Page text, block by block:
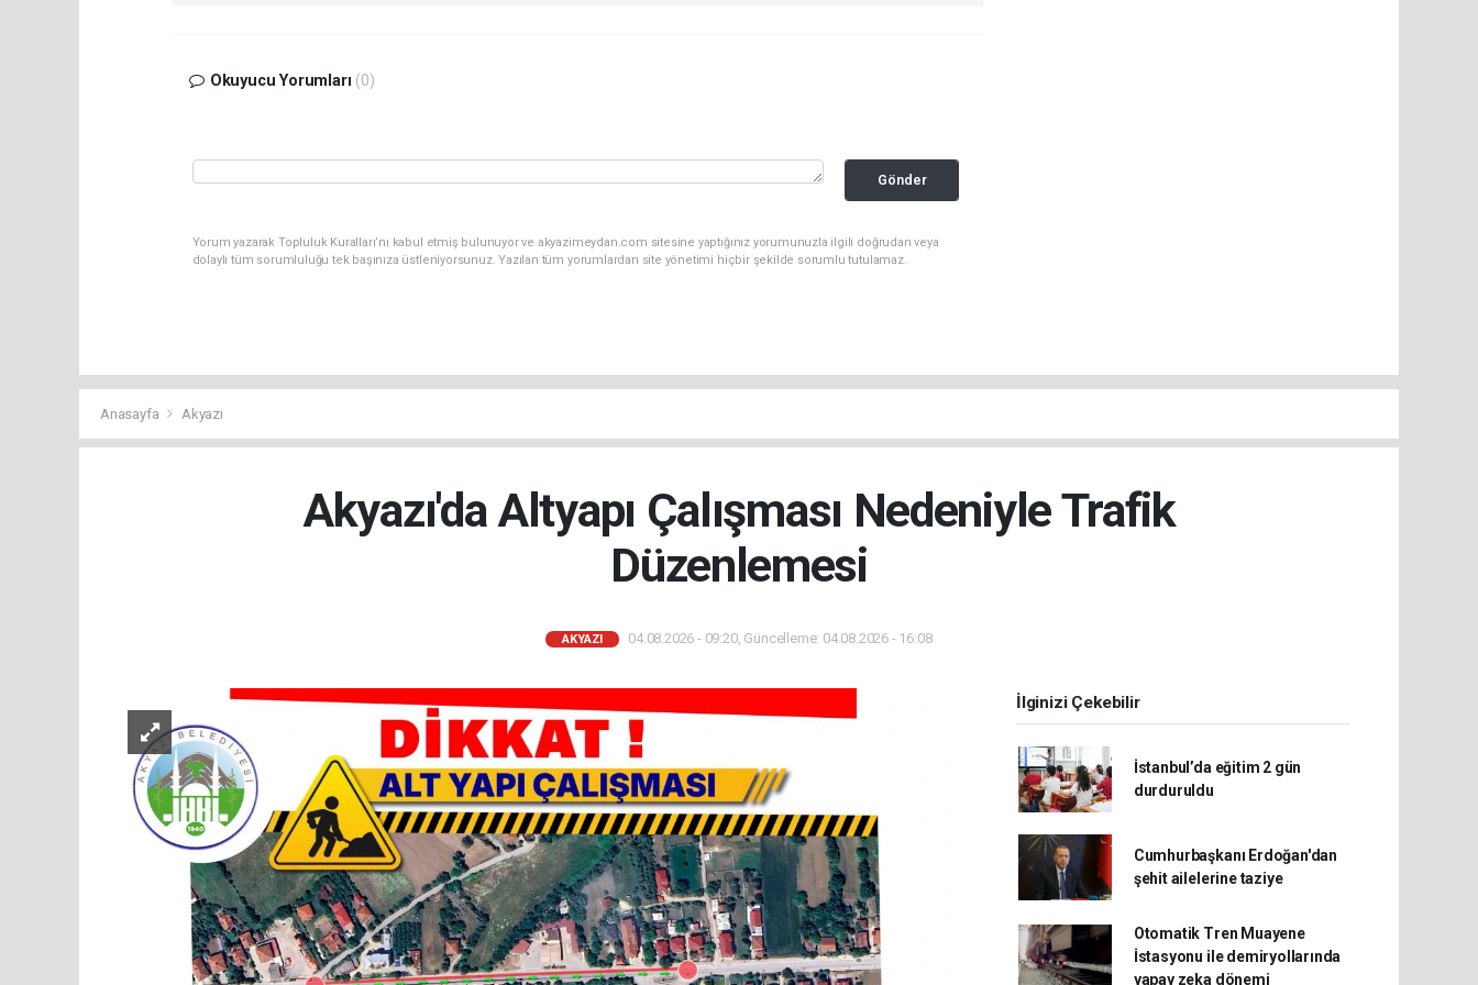
Okuyucu Yorumları (0)
Gönder
Yorum yazarak Topluluk Kuralları’nı kabul etmiş bulunuyor ve akyazimeydan.com sitesine yaptığınız yorumunuzla ilgili doğrudan veya
dolaylı tüm sorumluluğu tek başınıza üstleniyorsunuz. Yazılan tüm yorumlardan site yönetimi hiçbir şekilde sorumlu tutulamaz.
Anasayfa Akyazı
Akyazı'da Altyapı Çalışması Nedeniyle Trafik
Düzenlemesi
AKYAZI 04.08.2026 - 09:20, Güncelleme: 04.08.2026 - 16:08
İlginizi Çekebilir
İstanbul’da eğitim 2 gün
durduruldu
Cumhurbaşkanı Erdoğan'dan
şehit ailelerine taziye
Otomatik Tren Muayene
İstasyonu ile demiryollarında
yapay zeka dönemi